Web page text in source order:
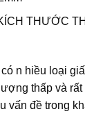
THƯỚC
n hiều loại
thấp và rất
vấn đề trong